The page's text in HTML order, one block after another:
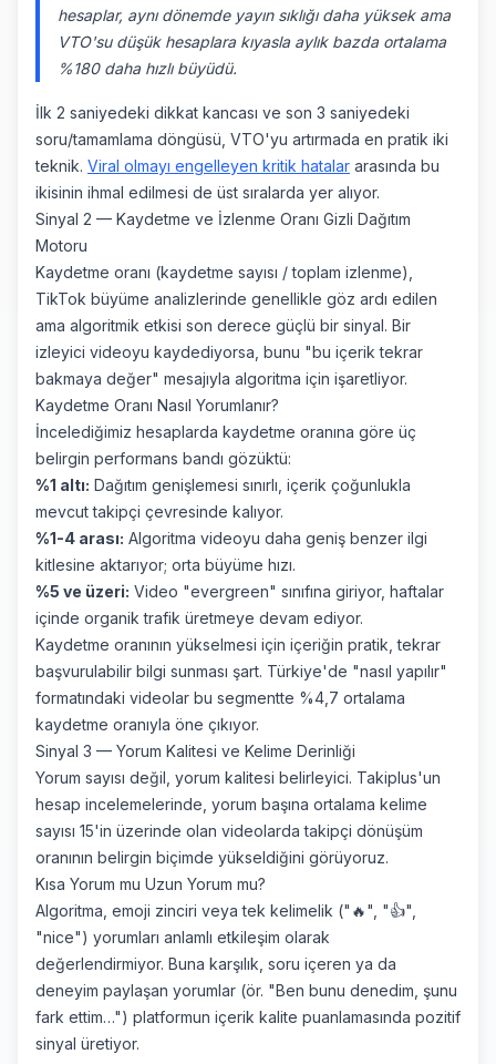
hesaplar, aynı dönemde yayın sıklığı daha yüksek ama
VTO'su düşük hesaplara kıyasla aylık bazda ortalama
%180 daha hızlı büyüdü.
İlk 2 saniyedeki dikkat kancası ve son 3 saniyedeki
soru/tamamlama döngüsü, VTO'yu artırmada en pratik iki
teknik. Viral olmayı engelleyen kritik hatalar arasında bu
ikisinin ihmal edilmesi de üst sıralarda yer alıyor.
Sinyal 2 — Kaydetme ve İzlenme Oranı Gizli Dağıtım
Motoru
Kaydetme oranı (kaydetme sayısı / toplam izlenme),
TikTok büyüme analizlerinde genellikle göz ardı edilen
ama algoritmik etkisi son derece güçlü bir sinyal. Bir
izleyici videoyu kaydediyorsa, bunu "bu içerik tekrar
bakmaya değer" mesajıyla algoritma için işaretliyor.
Kaydetme Oranı Nasıl Yorumlanır?
İncelediğimiz hesaplarda kaydetme oranına göre üç
belirgin performans bandı gözüktü:
%1 altı: Dağıtım genişlemesi sınırlı, içerik çoğunlukla
mevcut takipçi çevresinde kalıyor.
%1-4 arası: Algoritma videoyu daha geniş benzer ilgi
kitlesine aktarıyor; orta büyüme hızı.
%5 ve üzeri: Video "evergreen" sınıfına giriyor, haftalar
içinde organik trafik üretmeye devam ediyor.
Kaydetme oranının yükselmesi için içeriğin pratik, tekrar
başvurulabilir bilgi sunması şart. Türkiye'de "nasıl yapılır"
formatındaki videolar bu segmentte %4,7 ortalama
kaydetme oranıyla öne çıkıyor.
Sinyal 3 — Yorum Kalitesi ve Kelime Derinliği
Yorum sayısı değil, yorum kalitesi belirleyici. Takiplus'un
hesap incelemelerinde, yorum başına ortalama kelime
sayısı 15'in üzerinde olan videolarda takipçi dönüşüm
oranının belirgin biçimde yükseldiğini görüyoruz.
Kısa Yorum mu Uzun Yorum mu?
Algoritma, emoji zinciri veya tek kelimelik ("🔥", "👍",
"nice") yorumları anlamlı etkileşim olarak
değerlendirmiyor. Buna karşılık, soru içeren ya da
deneyim paylaşan yorumlar (ör. "Ben bunu denedim, şunu
fark ettim…") platformun içerik kalite puanlamasında pozitif
sinyal üretiyor.